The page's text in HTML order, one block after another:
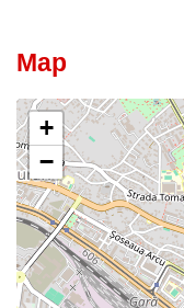
Map
+
−